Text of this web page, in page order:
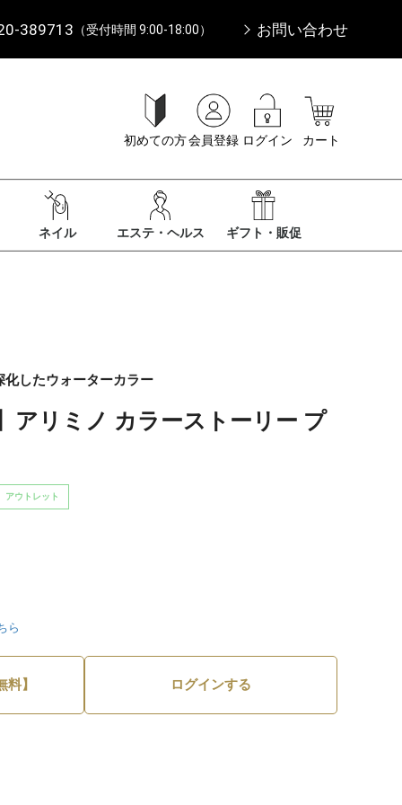
389713 （受付時間 9:00-18:00） お問い合わせ
初めての方会員登録 ログイン カート
ネイル エステ・ヘルス ギフト・販促
したウォーターカラー
アリミノ カラーストーリー プ
アウトレット
ら
】 ログインする